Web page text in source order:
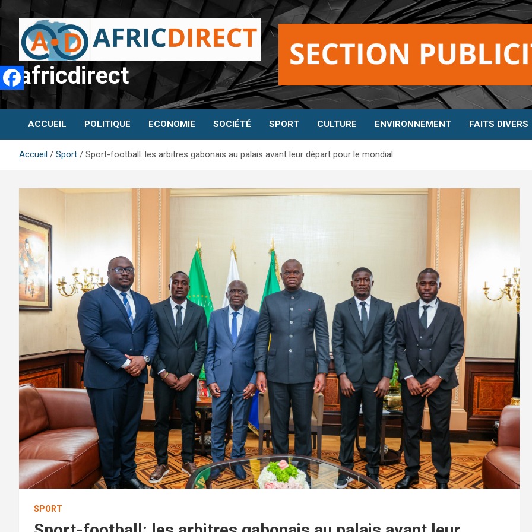
Aller
contenu
africdirect
ACCUEIL POLITIQUE ECONOMIE SOCIÉTÉ SPORT CULTURE ENVIRONNEMENT FAITS DIVERS
Accueil Sport Sport-football: les arbitres gabonais au palais avant leur départ pour le mondial
SPORT